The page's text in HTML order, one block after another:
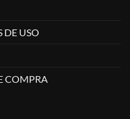
DE USO
COMPRA